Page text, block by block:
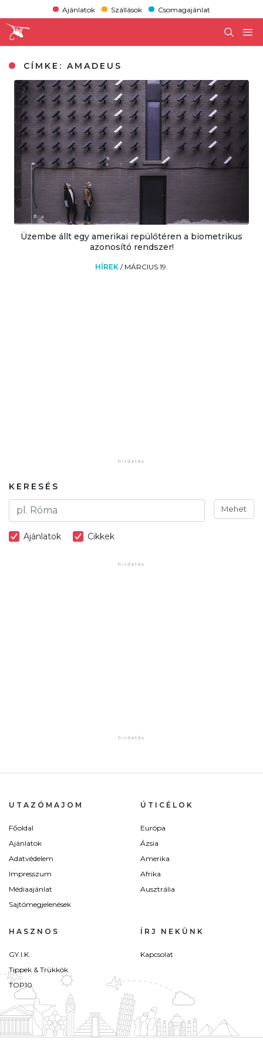
Ajánlatok Szállások Csomagajánlat
CÍMKE:AMADEUS
Üzembe állt egy amerikai repülőtéren a biometrikus
azonosító rendszer!
HÍREK / MÁRCIUS 19.
KERESÉS
Mehet
Ajánlatok Cikkek
UTAZÓMAJOM
Főoldal
Ajánlatok
Adatvédelem
Impresszum
Médiaajánlat
Sajtómegjelenések
ÚTICÉLOK
Európa
Ázsia
Amerika
Afrika
Ausztrália
HASZNOS
GY.I.K.
Tippek & Trükkök
TOP10
ÍRJ NEKÜNK
Kapcsolat